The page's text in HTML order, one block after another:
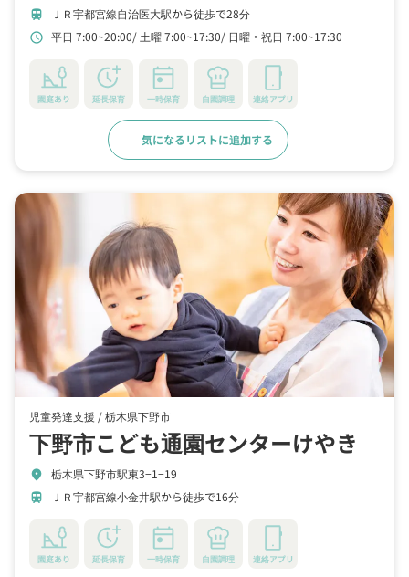
train ＪＲ宇都宮線自治医大駅から徒歩で28分
schedule 平日 7:00~20:00 土曜 7:00~17:30 日曜・祝日 7:00~17:30
園庭あり 延長保育 一時保育 自園調理 連絡アプリ
気になるリストに追加する
児童発達支援 /栃木県下野市
下野市こども通園センターけやき
location_on 栃木県下野市駅東3−1−19
train ＪＲ宇都宮線小金井駅から徒歩で16分
園庭あり 延長保育 一時保育 自園調理 連絡アプリ